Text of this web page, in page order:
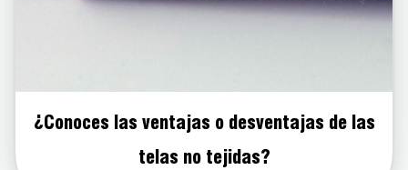
¿Conoces las ventajas o desventajas de las
telas no tejidas?